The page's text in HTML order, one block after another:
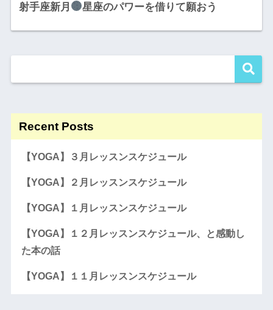
射手座新月 星座のパワーを借りて願おう
Recent Posts
【YOGA】３月レッスンスケジュール
【YOGA】２月レッスンスケジュール
【YOGA】１月レッスンスケジュール
【YOGA】１２月レッスンスケジュール、と感動し
た本の話
【YOGA】１１月レッスンスケジュール